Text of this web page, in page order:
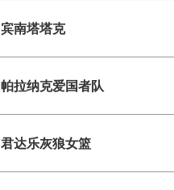
宾南塔塔克
帕拉纳克爱国者队
君达乐灰狼女篮